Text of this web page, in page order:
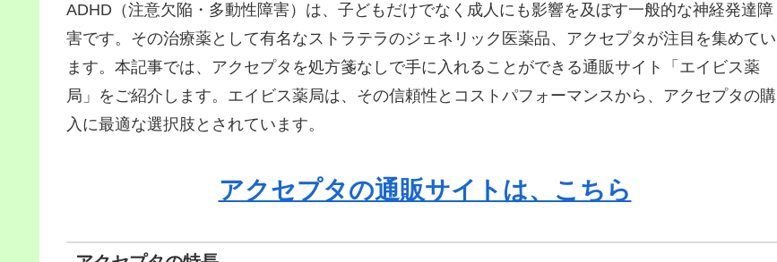
ADHD（注意欠陥・多動性障害）は、子どもだけでなく成人にも影響を及ぼす一般的な神経発達障
害です。その治療薬として有名なストラテラのジェネリック医薬品、アクセプタが注目を集めてい
ます。本記事では、アクセプタを処方箋なしで手に入れることができる通販サイト「エイビス薬
局」をご紹介します。エイビス薬局は、その信頼性とコストパフォーマンスから、アクセプタの購
入に最適な選択肢とされています。
アクセプタの通販サイトは、こちら